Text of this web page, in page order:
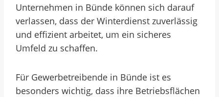
Unternehmen in Bünde können sich darauf
verlassen, dass der Winterdienst zuverlässig
und effizient arbeitet, um ein sicheres
Umfeld zu schaffen.
Für Gewerbetreibende in Bünde ist es
besonders wichtig, dass ihre Betriebsflächen